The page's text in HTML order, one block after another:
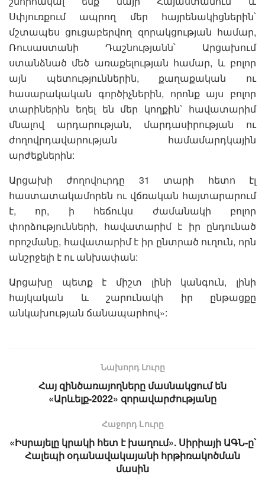
Սփյուռքում ապրող մեր հայրենակիցներին՝
մշտապես ցուցաբերվող զորակցության համար,
Ռուսաստանի Դաշնությանն՝ Արցախում
ստանձնած մեծ առաքելության համար, և բոլոր
այն պետություններին, քաղաքական ու
հասարակական գործիչներին, որոնք այս բոլոր
տարիներին եղել են մեր կողքին՝ հավատարիմ
մնալով արդարության, մարդասիրության ու
ժողովրդավարության համամարդկային
արժեքներին:
Արցախի ժողովուրդը 31 տարի հետո էլ
հաստատակամորեն ու վճռական հայտարարում
է, որ, ի հեճուկս ժամանակի բոլոր
փորձությունների, հավատարիմ է իր ընդունած
որոշմանը, հավատարիմ է իր ընտրած ուղուն, որն
անշրջելի է ու անխափան:
Արցախը պետք է միշտ լինի կանգուն, լինի
հայկական և շարունակի իր ընթացքը
անկախության ճանապարհով»:
Նախորդ Լուրը
Հայ զինծառայողները մասնակցում են
«Արևելք-2022» զորավարժությանը
Հաջորդ Lուրը
«Իսրայելը կրակի հետ է խաղում». Սիրիայի ԱԳՆ-ը՝
Հալեպի օդանավակայանի հրթիռակոծման
մասին